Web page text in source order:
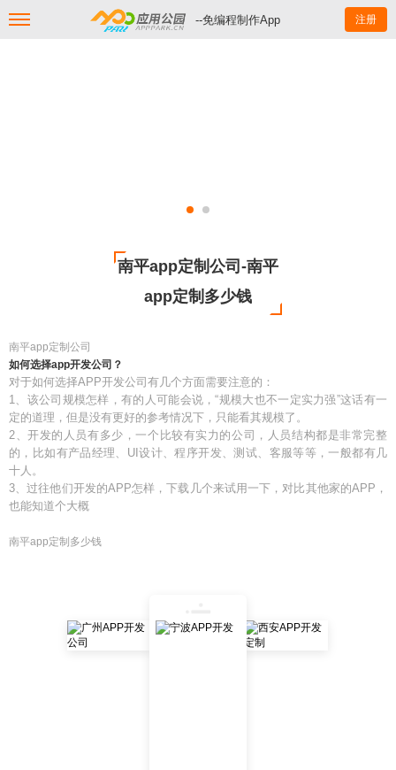
--免编程制作App 注册
南平app定制公司-南平
app定制多少钱
南平app定制公司
如何选择app开发公司？
对于如何选择APP开发公司有几个方面需要注意的：
1、该公司规模怎样，有的人可能会说，“规模大也不一定实力强”这话有一
定的道理，但是没有更好的参考情况下，只能看其规模了。
2、开发的人员有多少，一个比较有实力的公司，人员结构都是非常完整
的，比如有产品经理、UI设计、程序开发、测试、客服等等，一般都有几
十人。
3、过往他们开发的APP怎样，下载几个来试用一下，对比其他家的APP，
也能知道个大概
南平app定制多少钱